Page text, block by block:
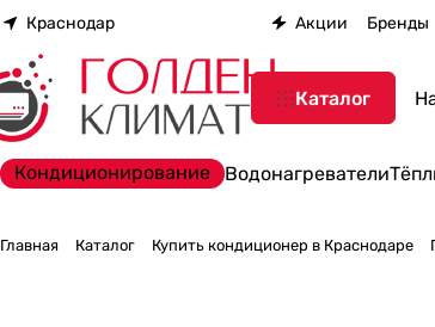
Краснодар Акции Бренды
Каталог
Кондиционирование Водонагреватели
Главная Каталог Купить кондиционер в Краснодаре